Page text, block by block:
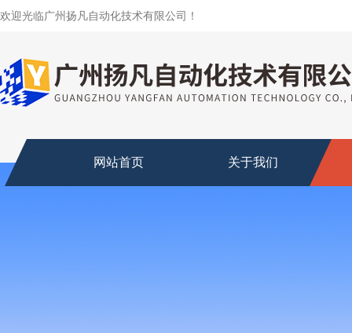
欢迎光临广州扬凡自动化技术有限公司！
网站首页 关于我们